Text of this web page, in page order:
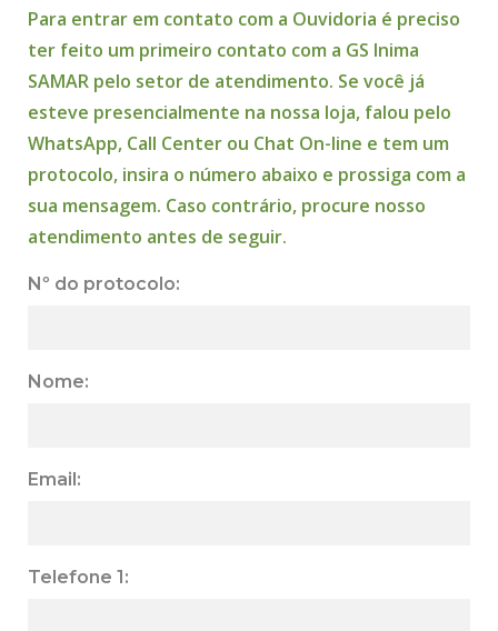
Para entrar em contato com a Ouvidoria é preciso
ter feito um primeiro contato com a GS Inima
SAMAR pelo setor de atendimento. Se você já
esteve presencialmente na nossa loja, falou pelo
WhatsApp, Call Center ou Chat On-line e tem um
protocolo, insira o número abaixo e prossiga com a
sua mensagem. Caso contrário, procure nosso
atendimento antes de seguir.
Nº do protocolo:
Nome:
Email:
Telefone 1: